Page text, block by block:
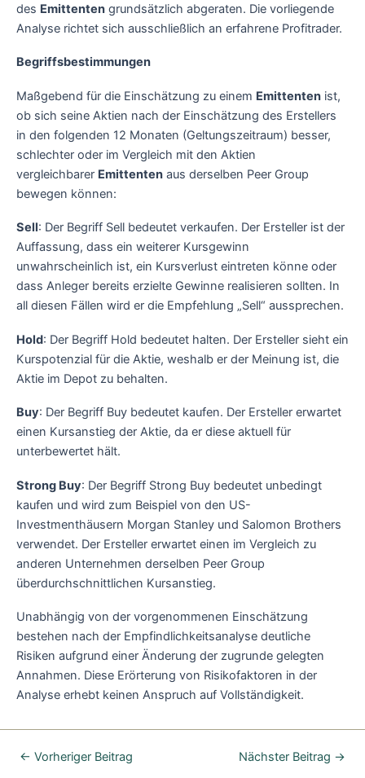
des Emittenten grundsätzlich abgeraten. Die vorliegende
Analyse richtet sich ausschließlich an erfahrene Profitrader.
Begriffsbestimmungen
Maßgebend für die Einschätzung zu einem Emittenten ist,
ob sich seine Aktien nach der Einschätzung des Erstellers
in den folgenden 12 Monaten (Geltungszeitraum) besser,
schlechter oder im Vergleich mit den Aktien
vergleichbarer Emittenten aus derselben Peer Group
bewegen können:
Sell: Der Begriff Sell bedeutet verkaufen. Der Ersteller ist der
Auffassung, dass ein weiterer Kursgewinn
unwahrscheinlich ist, ein Kursverlust eintreten könne oder
dass Anleger bereits erzielte Gewinne realisieren sollten. In
all diesen Fällen wird er die Empfehlung „Sell“ aussprechen.
Hold: Der Begriff Hold bedeutet halten. Der Ersteller sieht ein
Kurspotenzial für die Aktie, weshalb er der Meinung ist, die
Aktie im Depot zu behalten.
Buy: Der Begriff Buy bedeutet kaufen. Der Ersteller erwartet
einen Kursanstieg der Aktie, da er diese aktuell für
unterbewertet hält.
Strong Buy: Der Begriff Strong Buy bedeutet unbedingt
kaufen und wird zum Beispiel von den US-
Investmenthäusern Morgan Stanley und Salomon Brothers
verwendet. Der Ersteller erwartet einen im Vergleich zu
anderen Unternehmen derselben Peer Group
überdurchschnittlichen Kursanstieg.
Unabhängig von der vorgenommenen Einschätzung
bestehen nach der Empfindlichkeitsanalyse deutliche
Risiken aufgrund einer Änderung der zugrunde gelegten
Annahmen. Diese Erörterung von Risikofaktoren in der
Analyse erhebt keinen Anspruch auf Vollständigkeit.
← Vorheriger Beitrag Nächster Beitrag →